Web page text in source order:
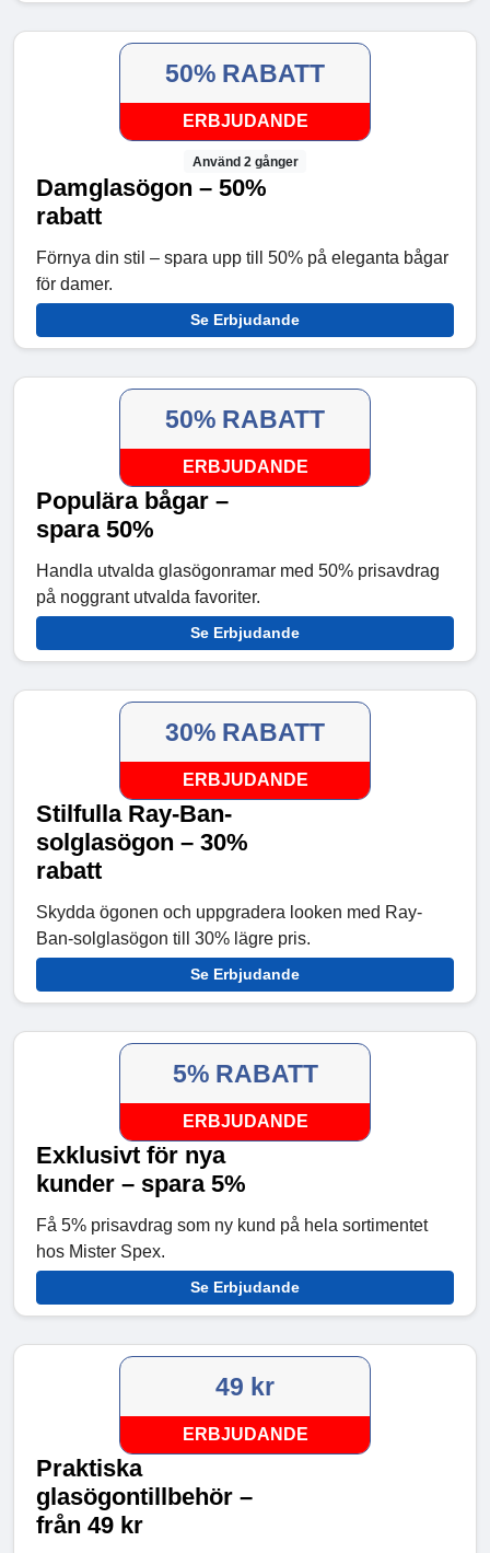
50% RABATT
ERBJUDANDE
Använd 2 gånger
Damglasögon – 50%
rabatt
Förnya din stil – spara upp till 50% på eleganta bågar
för damer.
Se Erbjudande
50% RABATT
ERBJUDANDE
Populära bågar –
spara 50%
Handla utvalda glasögonramar med 50% prisavdrag
på noggrant utvalda favoriter.
Se Erbjudande
30% RABATT
ERBJUDANDE
Stilfulla Ray-Ban-
solglasögon – 30%
rabatt
Skydda ögonen och uppgradera looken med Ray-
Ban-solglasögon till 30% lägre pris.
Se Erbjudande
5% RABATT
ERBJUDANDE
Exklusivt för nya
kunder – spara 5%
Få 5% prisavdrag som ny kund på hela sortimentet
hos Mister Spex.
Se Erbjudande
49 kr
ERBJUDANDE
Praktiska
glasögontillbehör –
från 49 kr